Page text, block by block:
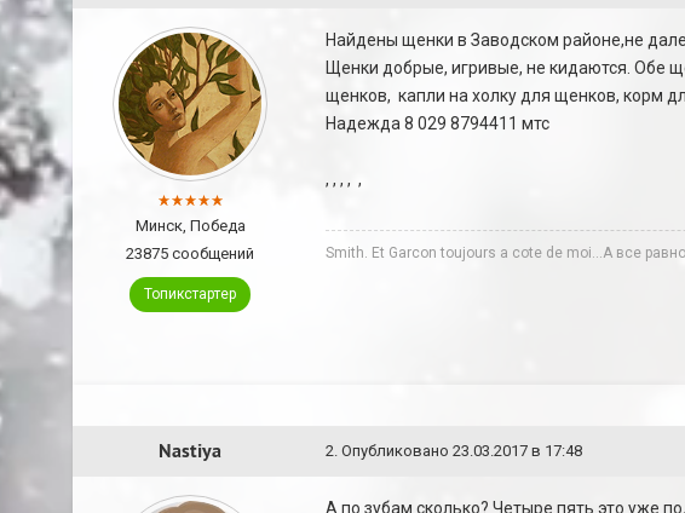
Минск, Победа
23875 сообщений
Топикстартер
Найдены щенки в Заводском районе,не
Щенки добрые, игривые, не кидаются. Обе
щенков, капли на холку для щенков, корм
Надежда 8 029 8794411 мтс
, , , , ,
Smith. Et Garcon toujours a cote de moi...А все
Nastiya 2. Опубликовано 23.03.2017 в 17:48
А по зубам сколько? Четыре пять это уже